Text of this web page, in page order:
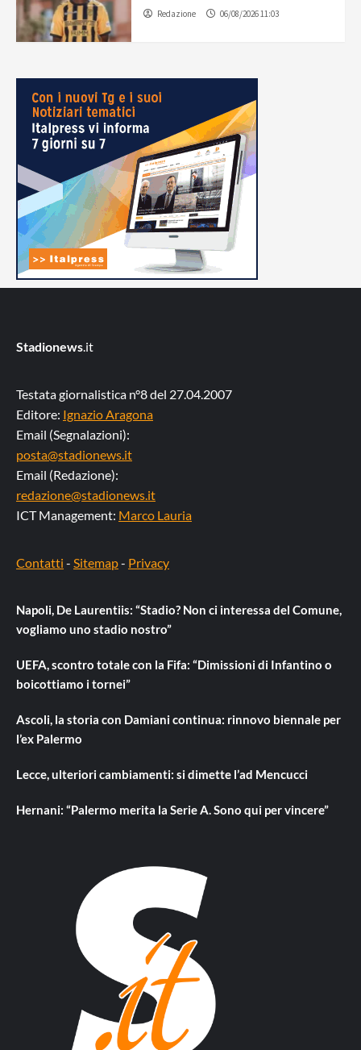
Redazione 06/08/2026 11:03
Stadionews.it
Testata giornalistica n°8 del 27.04.2007
Editore: Ignazio Aragona
Email (Segnalazioni):
posta@stadionews.it
Email (Redazione):
redazione@stadionews.it
ICT Management: Marco Lauria
Contatti - Sitemap- Privacy
Napoli, De Laurentiis: “Stadio? Non ci interessa del Comune,
vogliamo uno stadio nostro”
UEFA, scontro totale con la Fifa: “Dimissioni di Infantino o
boicottiamo i tornei”
Ascoli, la storia con Damiani continua: rinnovo biennale per
l’ex Palermo
Lecce, ulteriori cambiamenti: si dimette l’ad Mencucci
Hernani: “Palermo merita la Serie A. Sono qui per vincere”